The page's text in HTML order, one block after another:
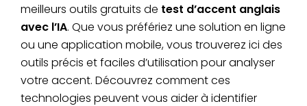
meilleurs outils gratuits de test d’accent anglais
avec l’IA. Que vous préfériez une solution en ligne
ou une application mobile, vous trouverez ici des
outils précis et faciles d’utilisation pour analyser
votre accent. Découvrez comment ces
technologies peuvent vous aider à identifier